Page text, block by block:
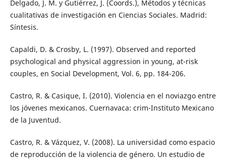
Delgado, J. M. y Gutiérrez, J. (Coords.), Métodos y técnicas
cualitativas de investigación en Ciencias Sociales. Madrid:
Síntesis.
Capaldi, D. & Crosby, L. (1997). Observed and reported
psychological and physical aggression in young, at-risk
couples, en Social Development, Vol. 6, pp. 184-206.
Castro, R. & Casique, I. (2010). Violencia en el noviazgo entre
los jóvenes mexicanos. Cuernavaca: crim-Instituto Mexicano
de la Juventud.
Castro, R. & Vázquez, V. (2008). La universidad como espacio
de reproducción de la violencia de género. Un estudio de